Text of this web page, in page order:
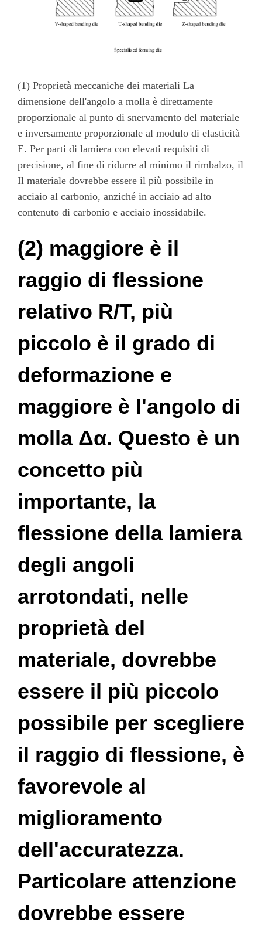
(1) Proprietà meccaniche dei materiali La
dimensione dell'angolo a molla è direttamente
proporzionale al punto di snervamento del materiale
e inversamente proporzionale al modulo di elasticità
E. Per parti di lamiera con elevati requisiti di
precisione, al fine di ridurre al minimo il rimbalzo, il
Il materiale dovrebbe essere il più possibile in
acciaio al carbonio, anziché in acciaio ad alto
contenuto di carbonio e acciaio inossidabile.
(2) maggiore è il
raggio di flessione
relativo R/T, più
piccolo è il grado di
deformazione e
maggiore è l'angolo di
molla Δα. Questo è un
concetto più
importante, la
flessione della lamiera
degli angoli
arrotondati, nelle
proprietà del
materiale, dovrebbe
essere il più piccolo
possibile per scegliere
il raggio di flessione, è
favorevole al
miglioramento
dell'accuratezza.
Particolare attenzione
dovrebbe essere